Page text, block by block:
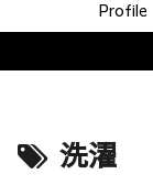
Profile
洗濯